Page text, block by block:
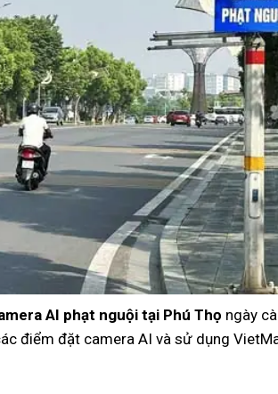
AI phạt nguội tại Phú Thọ ngày
điểm đặt camera AI và sử dụng